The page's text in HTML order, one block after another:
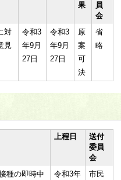
果
員
会
対
見
令和3
年9月
27日
令和3
年9月
27日
原
案
可
決
省
略
上程日
送付
委員
会
種の即時中
令和3年
市民